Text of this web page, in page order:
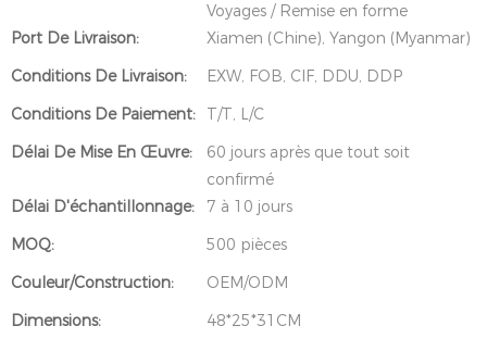
Voyages / Remise en forme
Port De Livraison:
Xiamen (Chine), Yangon (Myanmar)
Conditions De Livraison:
EXW, FOB, CIF, DDU, DDP
Conditions De Paiement:
T/T, L/C
Délai De Mise En Œuvre:
60 jours après que tout soit
confirmé
Délai D'échantillonnage:
7 à 10 jours
MOQ:
500 pièces
Couleur/Construction:
OEM/ODM
Dimensions:
48*25*31CM